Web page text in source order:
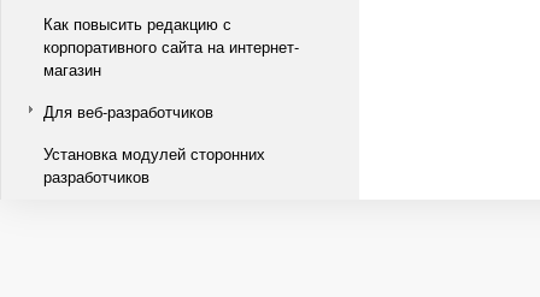
Как повысить редакцию с
корпоративного сайта на интернет-
магазин
Для веб-разработчиков
Установка модулей сторонних
разработчиков